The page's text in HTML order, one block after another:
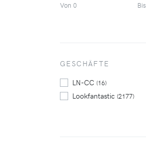
Neom
Versace(39)
Von 0 Bis
GESCHÄFTE
LN-CC (16)
Lookfantastic (2177)